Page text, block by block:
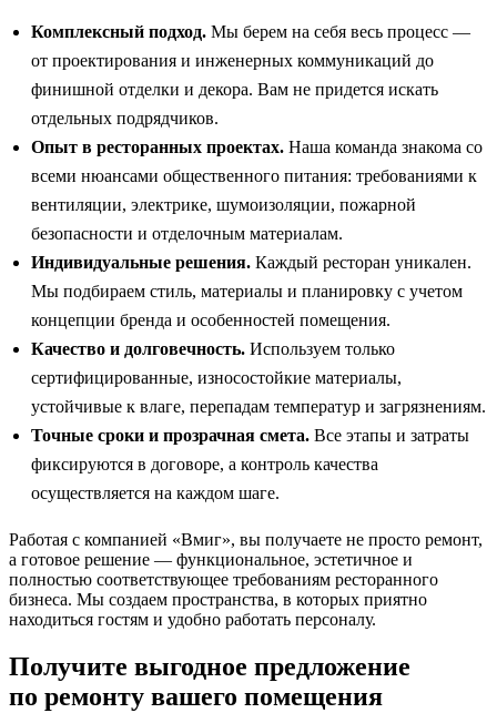
Комплексный подход. Мы берем на себя весь процесс —
от проектирования и инженерных коммуникаций до
финишной отделки и декора. Вам не придется искать
отдельных подрядчиков.
Опыт в ресторанных проектах. Наша команда знакома со
всеми нюансами общественного питания: требованиями к
вентиляции, электрике, шумоизоляции, пожарной
безопасности и отделочным материалам.
Индивидуальные решения. Каждый ресторан уникален.
Мы подбираем стиль, материалы и планировку с учетом
концепции бренда и особенностей помещения.
Качество и долговечность. Используем только
сертифицированные, износостойкие материалы,
устойчивые к влаге, перепадам температур и загрязнениям.
Точные сроки и прозрачная смета. Все этапы и затраты
фиксируются в договоре, а контроль качества
осуществляется на каждом шаге.
Работая с компанией «Вмиг», вы получаете не просто ремонт,
а готовое решение — функциональное, эстетичное и
полностью соответствующее требованиям ресторанного
бизнеса. Мы создаем пространства, в которых приятно
находиться гостям и удобно работать персоналу.
Получите выгодное предложение
по ремонту вашего помещения